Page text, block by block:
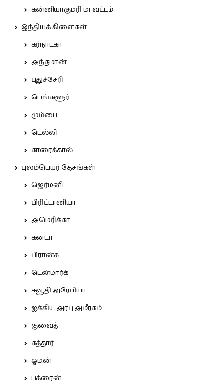
கன்னியாகுமரி மாவட்டம்
இந்தியக் கிளைகள்
கர்நாடகா
அந்தமான்
புதுச்சேரி
பெங்களூர்
மும்பை
டெல்லி
காரைக்கால்
புலம்பெயர் தேசங்கள்
ஜெர்மனி
பிரிட்டானியா
அமெரிக்கா
கனடா
பிரான்சு
டென்மார்க்
சவூதி அரேபியா
ஐக்கிய அரபு அமீரகம்
குவைத்
கத்தார்
ஓமன்
பக்ரைன்